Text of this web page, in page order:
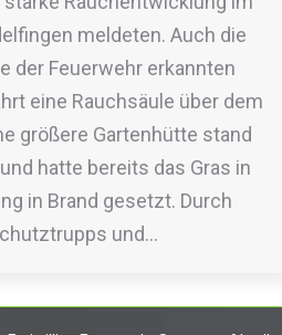
meldeten. Auch die
der Feuerwehr erkannten
eine Rauchsäule über dem
größere Gartenhütte stand
hatte bereits das Gras in
in Brand gesetzt. Durch
und…